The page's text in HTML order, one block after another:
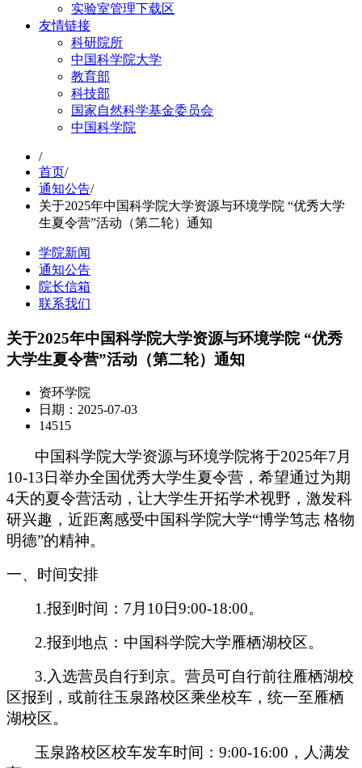
实验室管理下载区
友情链接
科研院所
中国科学院大学
教育部
科技部
国家自然科学基金委员会
中国科学院
/
首页/
通知公告/
关于2025年中国科学院大学资源与环境学院 “优秀大学
生夏令营”活动（第二轮）通知
学院新闻
通知公告
院长信箱
联系我们
关于2025年中国科学院大学资源与环境学院 “优秀
大学生夏令营”活动（第二轮）通知
资环学院
日期：2025-07-03
14515
中国科学院大学资源与环境学院将于2025年7月
10-13日举办全国优秀大学生夏令营，希望通过为期
4天的夏令营活动，让大学生开拓学术视野，激发科
研兴趣，近距离感受中国科学院大学“博学笃志 格物
明德”的精神。
一、时间安排
1.报到时间：7月10日9:00-18:00。
2.报到地点：中国科学院大学雁栖湖校区。
3.入选营员自行到京。营员可自行前往雁栖湖校
区报到，或前往玉泉路校区乘坐校车，统一至雁栖
湖校区。
玉泉路校区校车发车时间：9:00-16:00，人满发